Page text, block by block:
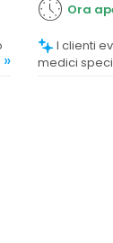
»
Ora
I clienti evidenziano la presenza di
medici